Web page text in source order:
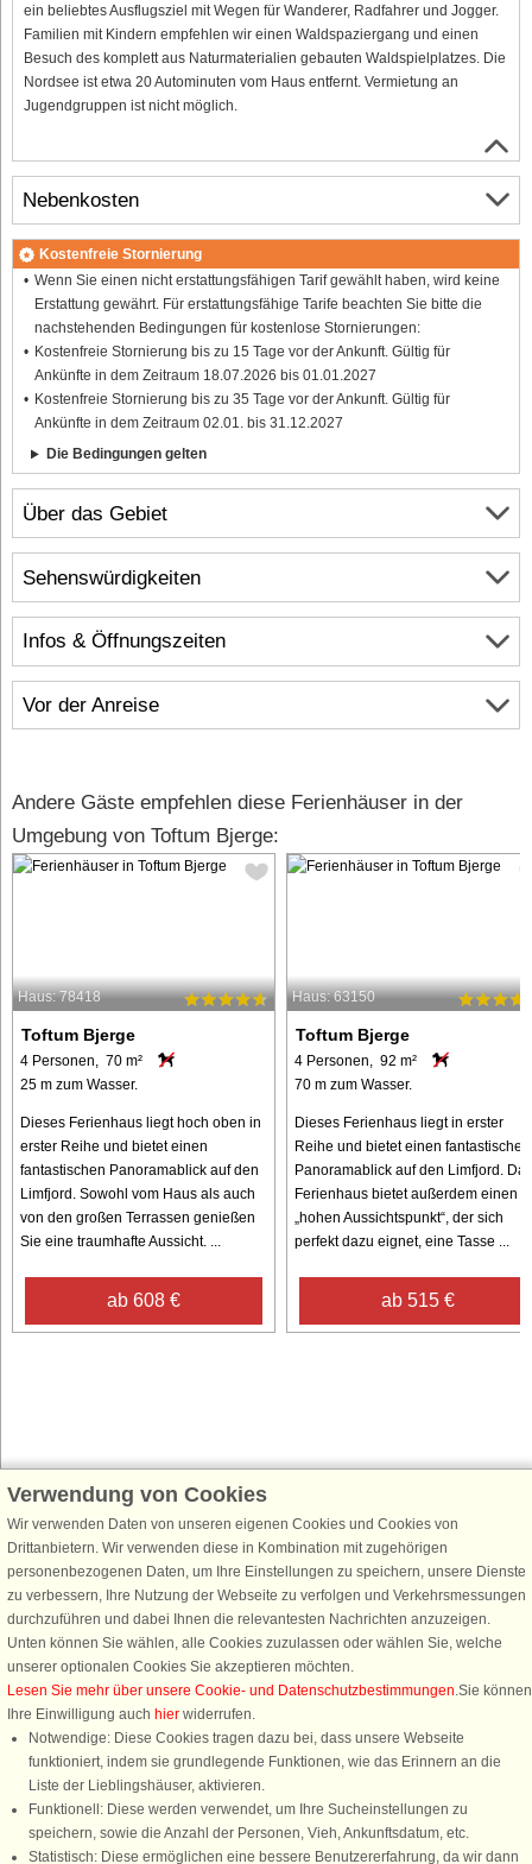
ein beliebtes Ausflugsziel mit Wegen für Wanderer, Radfahrer und Jogger.
Familien mit Kindern empfehlen wir einen Waldspaziergang und einen
Besuch des komplett aus Naturmaterialien gebauten Waldspielplatzes. Die
Nordsee ist etwa 20 Autominuten vom Haus entfernt. Vermietung an
Jugendgruppen ist nicht möglich.
Über das Gebiet
Infos & Öffnungszeiten
Vor der Anreise
Nebenkosten
Kostenfreie Stornierung
Wenn Sie einen nicht erstattungsfähigen Tarif gewählt haben, wird keine
Erstattung gewährt. Für erstattungsfähige Tarife beachten Sie bitte die
nachstehenden Bedingungen für kostenlose Stornierungen:
Kostenfreie Stornierung bis zu 15 Tage vor der Ankunft. Gültig für
Ankünfte in dem Zeitraum 18.07.2026 bis 01.01.2027
Kostenfreie Stornierung bis zu 35 Tage vor der Ankunft. Gültig für
Ankünfte in dem Zeitraum 02.01. bis 31.12.2027
Die Bedingungen gelten
Sehenswürdigkeiten
Andere Gäste empfehlen diese Ferienhäuser in der
Umgebung von Toftum Bjerge:
Haus: 78418
Toftum Bjerge
4 Personen, 70 m²
25 m zum Wasser.
Dieses Ferienhaus liegt hoch oben in
erster Reihe und bietet einen
fantastischen Panoramablick auf den
Limfjord. Sowohl vom Haus als auch
von den großen Terrassen genießen
Sie eine traumhafte Aussicht. ...
ab 608 €
Haus: 63150
Toftum Bjerge
4 Personen, 92 m²
70 m zum Wasser.
Dieses Ferienhaus liegt in erster
Reihe und bietet einen fantastischen
Panoramablick auf den Limfjord. Das
Ferienhaus bietet außerdem einen
„hohen Aussichtspunkt“, der sich
perfekt dazu eignet, eine Tasse ...
ab 515 €
Schließen Sie sich 100.000 Ferienhaus-Fans an
Erhalten Sie einenWillkommensgutschein von 25 € für Ihren nächsten
Ferienhausurlaub - melden Sie sich einfach für den DanCenter Newsletter
an. Verpassen Sie nie wieder exklusive Angebote, Gewinnspiele und
Urlaubstipps!
Newsletter abonnieren
Verwendung von Cookies
Wir verwenden Daten von unseren eigenen Cookies und Cookies von
Drittanbietern. Wir verwenden diese in Kombination mit zugehörigen
personenbezogenen Daten, um Ihre Einstellungen zu speichern, unsere Dienste
zu verbessern, Ihre Nutzung der Webseite zu verfolgen und Verkehrsmessungen
durchzuführen und dabei Ihnen die relevantesten Nachrichten anzuzeigen.
Unten können Sie wählen, alle Cookies zuzulassen oder wählen Sie, welche
unserer optionalen Cookies Sie akzeptieren möchten.
Lesen Sie mehr über unsere Cookie- und Datenschutzbestimmungen.Sie können
Ihre Einwilligung auch hier widerrufen.
Notwendige: Diese Cookies tragen dazu bei, dass unsere Webseite
funktioniert, indem sie grundlegende Funktionen, wie das Erinnern an die
Liste der Lieblingshäuser, aktivieren.
Funktionell: Diese werden verwendet, um Ihre Sucheinstellungen zu
speichern, sowie die Anzahl der Personen, Vieh, Ankunftsdatum, etc.
Statistisch: Diese ermöglichen eine bessere Benutzererfahrung, da wir dann